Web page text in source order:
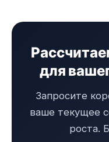
для
Запросите
ваше текущее
роста.